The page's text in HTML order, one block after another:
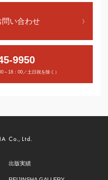
問い合わせ
9950
～18：00／土日祝を除く）
出版実績